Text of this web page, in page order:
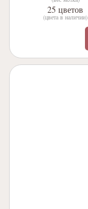
25 цветов
(цвета в наличии)